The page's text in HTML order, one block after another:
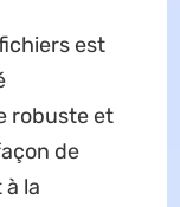
est
robuste et
de
la